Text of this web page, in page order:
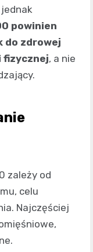
powinien
do zdrowej
fizycznej, a nie
zależy od
celu
Najczęściej